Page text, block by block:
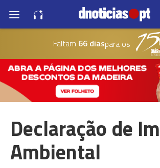
Faltam 66 diaspara os
Declaração de
Ambiental